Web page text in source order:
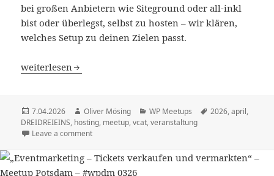
bei großen Anbietern wie Siteground oder all-inkl
bist oder überlegst, selbst zu hosten – wir klären,
welches Setup zu deinen Zielen passt.
Hosting – „Wo wohnt mein WordPress?“ – Meetup
weiterlesen
Veröffentlicht
am
7.04.2026 Autor
Oliver Mösing Kategorien
WP Meetups Schlagwörter
2026,april,
DREIDREIEINS, hosting, meetup,vcat,veranstaltung
Leave a comment